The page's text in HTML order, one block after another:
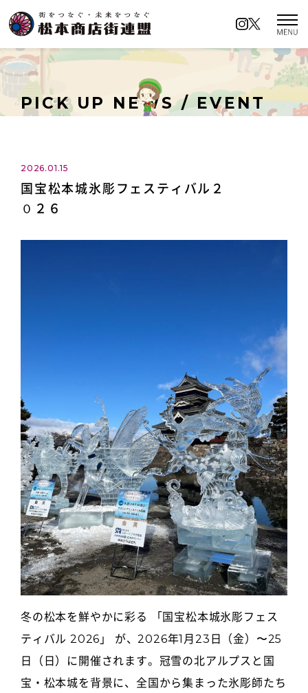
松本商店街連盟とは
商店街の名前の由来
ロケーションアクセス
商店街イチオシの名所
PICK UP NEWS / EVENT
2026.01.15
国宝松本城氷彫フェスティバル２
０２６
冬の松本を鮮やかに彩る
「国宝松本城氷彫フェス
ティバル 2026」
が、2026年1月23日（金）〜25
日（日）に開催されます。冠雪の北アルプスと国
宝・松本城を背景に、全国から集まった氷彫師たち